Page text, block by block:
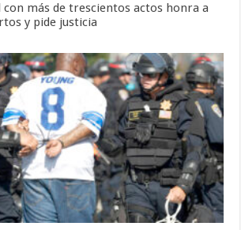
más de trescientos actos honra a
y pide justicia